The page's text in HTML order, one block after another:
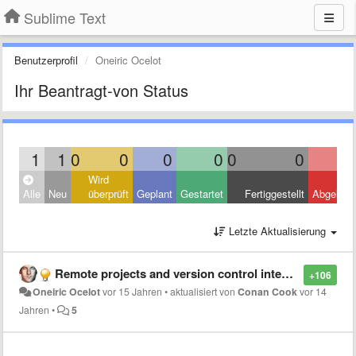
Sublime Text
Benutzerprofil Oneiric Ocelot
Ihr Beantragt-von Status
1 1 0 0 0 0 0 0
Alle Neu
Wird
überprüft Geplant Gestartet Fertiggestellt
Letzte Aktualisierung
+106
Remote projects and version control integration
Oneiric Ocelotvor 15 Jahren •aktualisiert vonConan Cookvor 14
Jahren • 5